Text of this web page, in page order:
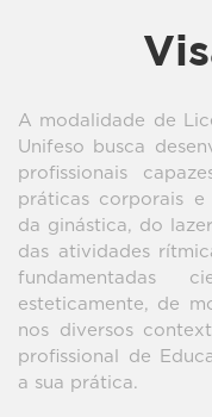
A modalidade de
Unifeso busca
profissionais
práticas corporais
da ginástica, do
das atividades
fundamentadas
esteticamente, de
nos diversos
profissional de
a sua prática.